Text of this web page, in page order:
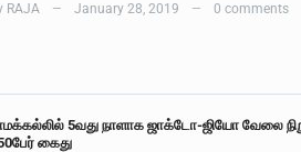
RAJA — January 28, 2019 — 0 comments
5வது நாளாக ஜாக்டோ-ஜியோ வேலை
கைது